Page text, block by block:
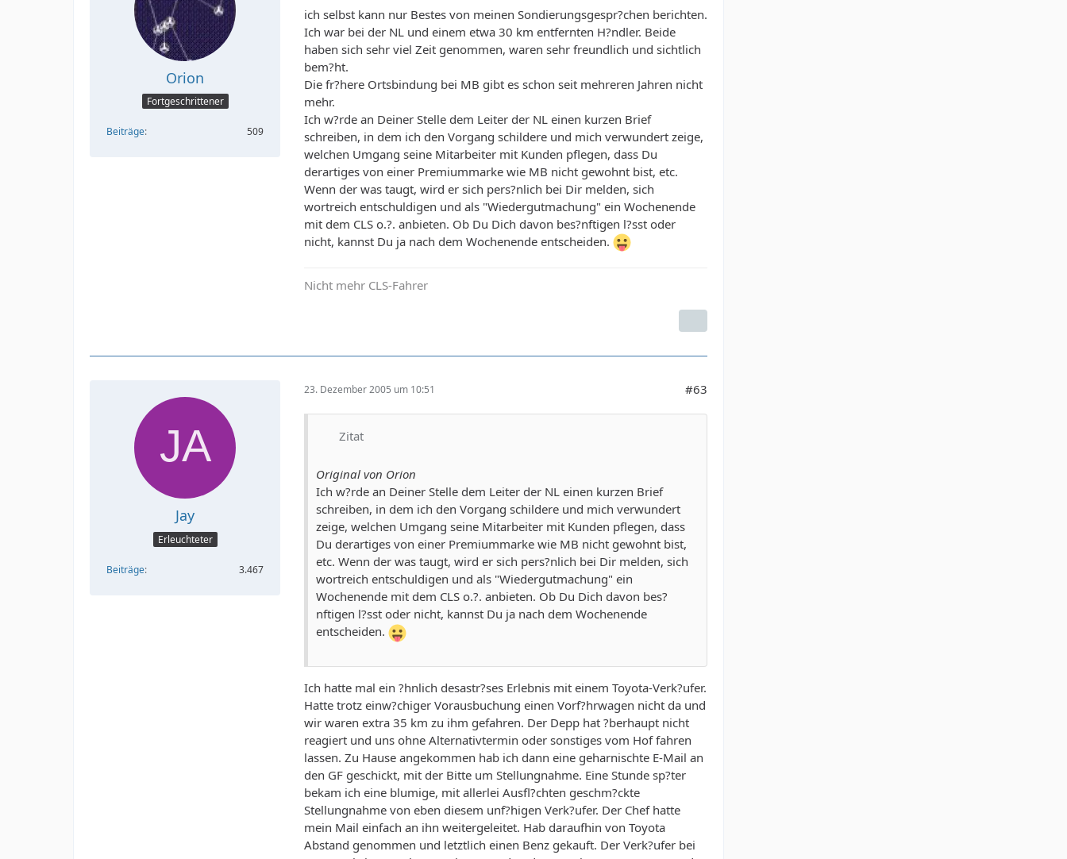
Orion
Fortgeschrittener
Beiträge 509
ich selbst kann nur Bestes von meinen Sondierungsgespr?chen berichten.
Ich war bei der NL und einem etwa 30 km entfernten H?ndler. Beide
haben sich sehr viel Zeit genommen, waren sehr freundlich und sichtlich
bem?ht.
Die fr?here Ortsbindung bei MB gibt es schon seit mehreren Jahren nicht
mehr.
Ich w?rde an Deiner Stelle dem Leiter der NL einen kurzen Brief
schreiben, in dem ich den Vorgang schildere und mich verwundert zeige,
welchen Umgang seine Mitarbeiter mit Kunden pflegen, dass Du
derartiges von einer Premiummarke wie MB nicht gewohnt bist, etc.
Wenn der was taugt, wird er sich pers?nlich bei Dir melden, sich
wortreich entschuldigen und als "Wiedergutmachung" ein Wochenende
mit dem CLS o.?. anbieten. Ob Du Dich davon bes?nftigen l?sst oder
nicht, kannst Du ja nach dem Wochenende entscheiden.
Nicht mehr CLS-Fahrer
Jay
Erleuchteter
Beiträge 3.467
23. Dezember 2005 um 10:51 #63
Zitat
Original von Orion
Ich w?rde an Deiner Stelle dem Leiter der NL einen kurzen Brief
schreiben, in dem ich den Vorgang schildere und mich verwundert
zeige, welchen Umgang seine Mitarbeiter mit Kunden pflegen, dass
Du derartiges von einer Premiummarke wie MB nicht gewohnt bist,
etc. Wenn der was taugt, wird er sich pers?nlich bei Dir melden, sich
wortreich entschuldigen und als "Wiedergutmachung" ein
Wochenende mit dem CLS o.?. anbieten. Ob Du Dich davon bes?
nftigen l?sst oder nicht, kannst Du ja nach dem Wochenende
entscheiden.
Ich hatte mal ein ?hnlich desastr?ses Erlebnis mit einem Toyota-Verk?ufer.
Hatte trotz einw?chiger Vorausbuchung einen Vorf?hrwagen nicht da und
wir waren extra 35 km zu ihm gefahren. Der Depp hat ?berhaupt nicht
reagiert und uns ohne Alternativtermin oder sonstiges vom Hof fahren
lassen. Zu Hause angekommen hab ich dann eine geharnischte E-Mail an
den GF geschickt, mit der Bitte um Stellungnahme. Eine Stunde sp?ter
bekam ich eine blumige, mit allerlei Ausfl?chten geschm?ckte
Stellungnahme von eben diesem unf?higen Verk?ufer. Der Chef hatte
mein Mail einfach an ihn weitergeleitet. Hab daraufhin von Toyota
Abstand genommen und letztlich einen Benz gekauft. Der Verk?ufer bei